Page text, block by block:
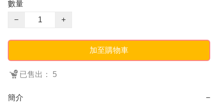
數量
−
+
加至購物車
已售出： 5
簡介 −